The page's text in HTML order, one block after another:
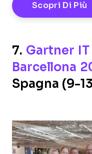
Scopri Di Più
7. Gartner
Barcellona
Spagna (9-